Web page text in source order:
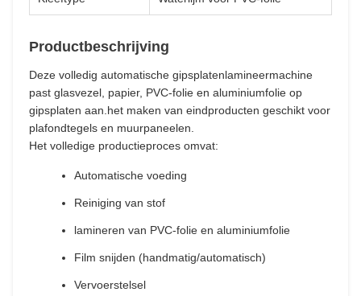
Productbeschrijving
Deze volledig automatische gipsplatenlamineermachine
past glasvezel, papier, PVC-folie en aluminiumfolie op
gipsplaten aan.het maken van eindproducten geschikt voor
plafondtegels en muurpaneelen.
Het volledige productieproces omvat:
Automatische voeding
Reiniging van stof
lamineren van PVC-folie en aluminiumfolie
Film snijden (handmatig/automatisch)
Vervoerstelsel